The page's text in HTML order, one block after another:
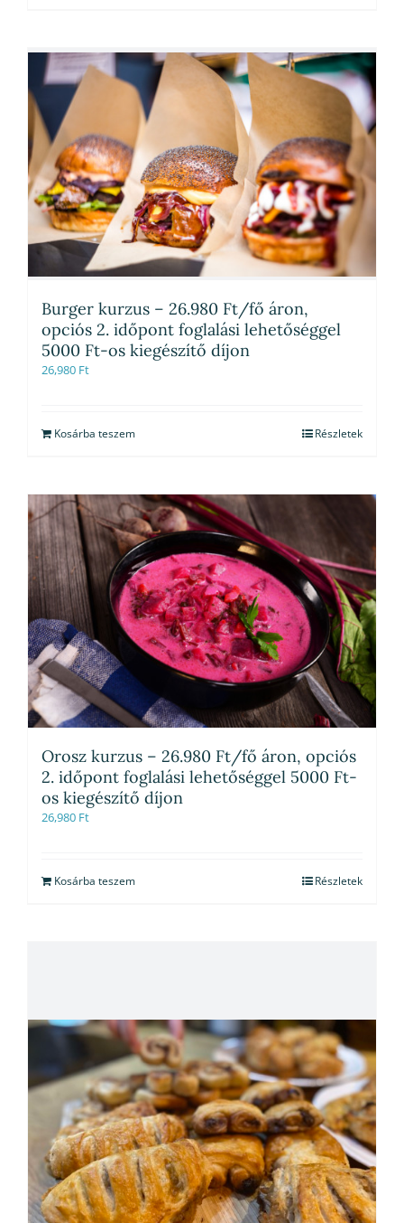
Burger kurzus – 26.980 Ft/fő áron,
opciós 2. időpont foglalási lehetőséggel
5000 Ft-os kiegészítő díjon
26,980 Ft
Kosárba teszem Részletek
Orosz kurzus – 26.980 Ft/fő áron, opciós
2. időpont foglalási lehetőséggel 5000 Ft-
os kiegészítő díjon
26,980 Ft
Kosárba teszem Részletek